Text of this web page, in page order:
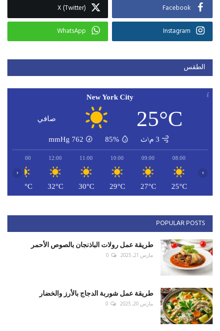
Facebook
X (Twitter)
Instagram
WhatsApp
الطقس
New York City
25°C صافي
3 م\ث 85%
762
mmHg
08:00
25°C
09:00
27°C
10:00
29°C
11:00
30°C
12:00
32°C
13:00
32°C
‹ ›
POPULAR POSTS
طريقة عمل رولات الباذنجان بالصوص الأحمر
مارس 21, 2025 0
طريقة عمل شوربة الدجاج بالأرز والخضار
مارس 20, 2025 0